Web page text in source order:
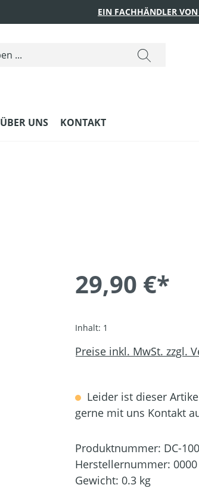
EIN FACHHÄNDLER VON
ÜBER UNS KONTAKT
29,90 €*
Inhalt: 1
Preise inkl. MwSt. zzgl.
Leider ist dieser
gerne mit uns Kontakt
Produktnummer: DC-
Herstellernummer:
Gewicht: 0.3 kg